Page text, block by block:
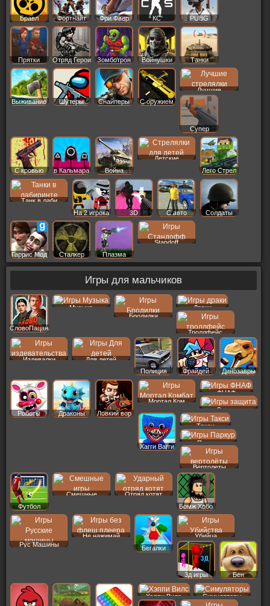
Бравл
Старс
Фортнайт Фри Фаер КС PUBG
Прятки Отряд Герои Зомботрон Войнушки Танки
Выживание Шутеры Снайперы С оружием
Лучшие
Супер
С кровью в Кальмара Война
Детские
Лего Стрел
Танк в лаби
На 2 игрока
3D С авто Солдаты
Гаррис Мод Сталкер Плазма
Standoff
Игры для мальчиков
СловоПацана
Музыка
Бродилки
Драки
Троллфейс
Издевалки
Для детей
Полиция
Фрайдей Динозавры
Роботы Драконы Ловкий вор
Мортал Ком
ФНАФ
Защита
Хагги Вагги
Такси
Паркур
Вертолеты
Футбол
Смешные
Отряд котят
Бомж Хобо
Рус Машины
Не нажимай
Бегалки
Убийца
3д игры Бен
Хэппи Вилс Симуляторы